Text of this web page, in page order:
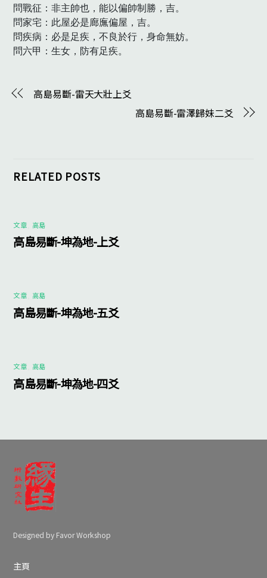
問戰征：非主帥也，能以偏帥制勝，吉。
問家宅：此屋必是廊廡偏屋，吉。
問疾病：必是足疾，不良於行，身命無妨。
問六甲：生女，防有足疾。
高島易斷-雷天大壯上爻
高島易斷-雷澤歸妹二爻
RELATED POSTS
文章 高島
高島易斷-坤為地-上爻
文章 高島
高島易斷-坤為地-五爻
文章 高島
高島易斷-坤為地-四爻
Designed by Favor Workshop
主頁